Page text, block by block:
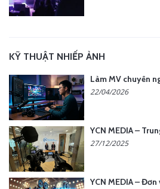
KỸ THUẬT NHIẾP ẢNH
22/04/2026
27/12/2025